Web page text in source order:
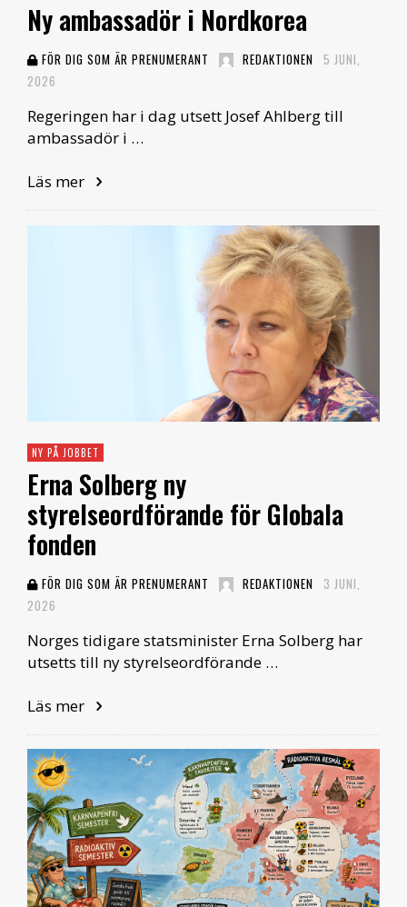
Ny ambassadör i Nordkorea
FÖR DIG SOM ÄR PRENUMERANT REDAKTIONEN
5 JUNI,
2026
Regeringen har i dag utsett Josef Ahlberg till
ambassadör i …
Läs mer
NY PÅ JOBBET
Erna Solberg ny
styrelseordförande för Globala
fonden
FÖR DIG SOM ÄR PRENUMERANT REDAKTIONEN
3 JUNI,
2026
Norges tidigare statsminister Erna Solberg har
utsetts till ny styrelseordförande …
Läs mer